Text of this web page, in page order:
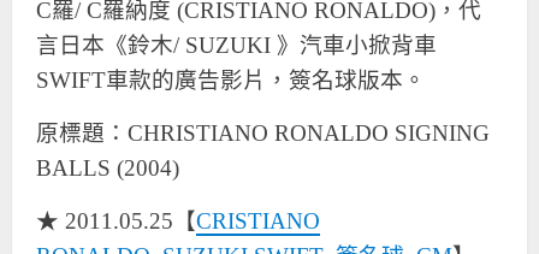
C羅/ C羅納度 (CRISTIANO RONALDO)，代
言日本 《鈴木/ SUZUKI 》汽車小掀背車
SWIFT車款的廣告影片，簽名球版本。
原標題：CHRISTIANO RONALDO SIGNING
BALLS (2004)
★ 2011.05.25【CRISTIANO